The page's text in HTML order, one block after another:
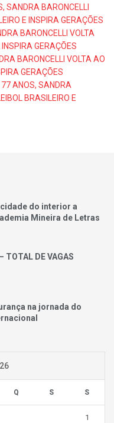
SANDRA BARONCELLI
E INSPIRA GERAÇÕES
BARONCELLI VOLTA
GERAÇÕES
BARONCELLI VOLTA AO
GERAÇÕES
ANOS, SANDRA
BRASILEIRO E
do interior a
Mineira de Letras
TOTAL DE VAGAS
na jornada do
Q S S
1